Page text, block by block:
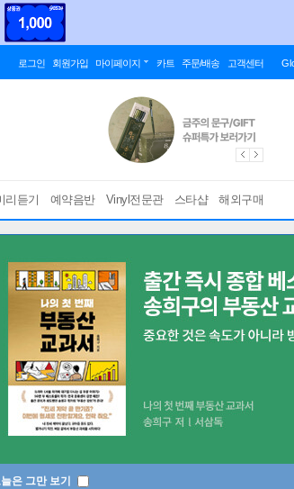
로그인 회원가입 마이페이지 카트 주문/배송 고객센터
리듣기 예약음반 Vinyl전문관 스타샵 해외구매
늘은 그만 보기
[ 디지팩 ]